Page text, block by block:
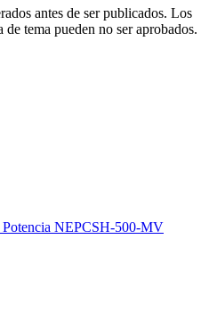
antes de ser publicados. Los
tema pueden no ser aprobados.
Potencia NEPCSH-500-MV